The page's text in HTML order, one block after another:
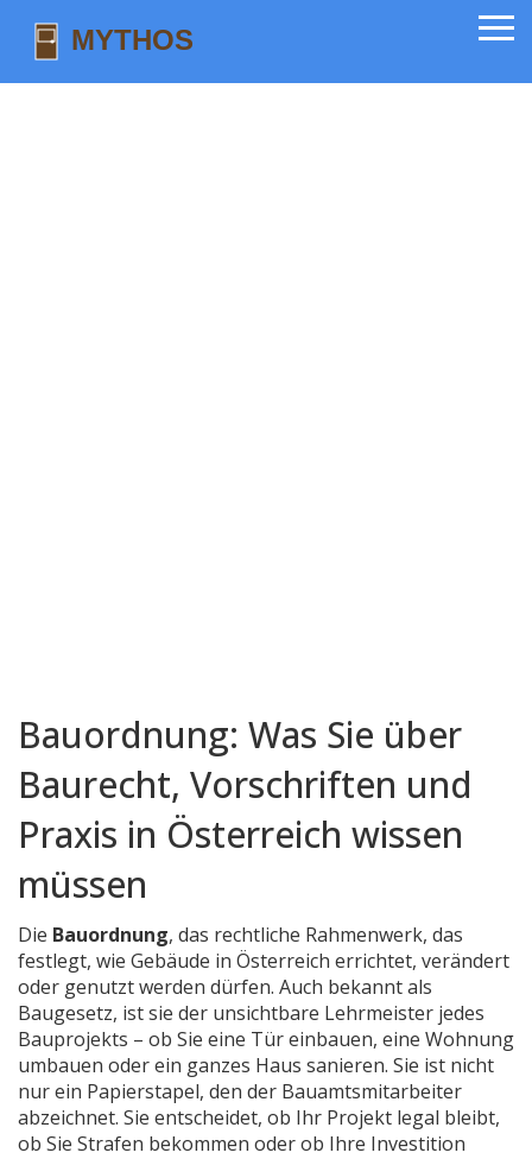
Bauordnung: Was Sie über
Baurecht, Vorschriften und
Praxis in Österreich wissen
müssen
Die Bauordnung, das rechtliche Rahmenwerk, das
festlegt, wie Gebäude in Österreich errichtet, verändert
oder genutzt werden dürfen. Auch bekannt als
Baugesetz, ist sie der unsichtbare Lehrmeister jedes
Bauprojekts – ob Sie eine Tür einbauen, eine Wohnung
umbauen oder ein ganzes Haus sanieren. Sie ist nicht
nur ein Papierstapel, den der Bauamtsmitarbeiter
abzeichnet. Sie entscheidet, ob Ihr Projekt legal bleibt,
ob Sie Strafen bekommen oder ob Ihre Investition